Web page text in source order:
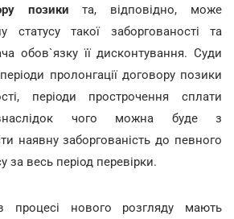
позикита, відповідно, може
статусу такої заборгованості та
обов`язку її дисконтування. Суди
пролонгації договору позики
періоди прострочення сплати
внаслідок чого можна буде з
наявну заборгованість до певного
за весь період перевірки.
процесі нового розгляду мають